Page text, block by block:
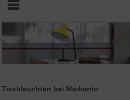
Tischleuchten bei Markanto